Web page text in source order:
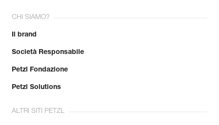
CHI SIAMO?
Il brand
Società Responsabile
Petzl Fondazione
Petzl Solutions
ALTRI SITI PETZL